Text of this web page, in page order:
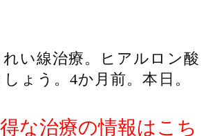
い線治療。ヒアルロン酸
ょう。4か月前。本日。
な治療の情報はこち